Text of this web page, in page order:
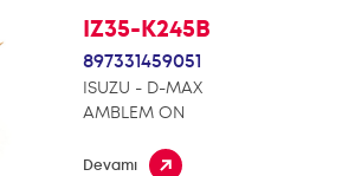
IZ35-K245B
897331459051
ISUZU - D-MAX
AMBLEM ON
Devamı